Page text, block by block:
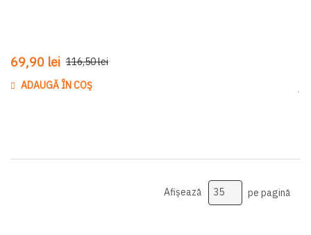
69,90 lei 116,50 lei
ADAUGĂ ÎN COȘ
Afișează pe pagină